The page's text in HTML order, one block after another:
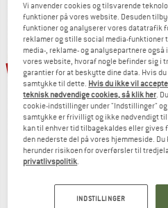
10%
Simulator 3D
Hangboard
Vi anvender cookies og tilsvarende
funktioner på vores website. Desuden
funktioner og analyserer vores datatrafik
reklamer og stille social media-funktioner
media-, reklame- og analysepartnere
vores website, hvoraf nogle befinder sig
garantier for at beskytte dine data. Hvis
samtykke til dette. Hvis du ikke vil
teknisk nødvendige cookies, så klik her.
cookie-indstillinger under "Indstillinger"
samtykke er frivilligt og ikke nødvendigt til
kan til enhver tid tilbagekaldes eller gives
den nederste del på vores hjemmeside.
herunder risikoen for overførsler til
privatlivspolitik.
INDSTILLINGER